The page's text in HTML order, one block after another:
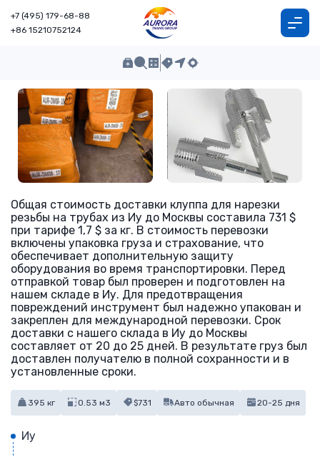
+7 (495) 179-68-88
+86 15210752124
Общая стоимость доставки клуппа для нарезки
резьбы на трубах из Иу до Москвы составила 731 $
при тарифе 1,7 $ за кг. В стоимость перевозки
включены упаковка груза и страхование, что
обеспечивает дополнительную защиту
оборудования во время транспортировки. Перед
отправкой товар был проверен и подготовлен на
нашем складе в Иу. Для предотвращения
повреждений инструмент был надежно упакован и
закреплен для международной перевозки. Срок
доставки с нашего склада в Иу до Москвы
составляет от 20 до 25 дней. В результате груз был
доставлен получателю в полной сохранности и в
установленные сроки.
395 кг 0.53 м3 $731 Авто обычная 20-25 дня
Иу